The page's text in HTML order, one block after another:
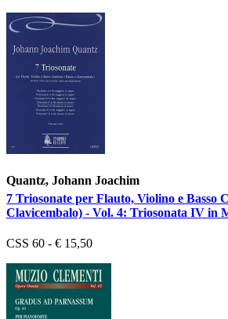
Quantz, Johann Joachim
7 Triosonate per Flauto, Violino e Basso
Clavicembalo) - Vol. 4: Triosonata IV in
CSS 60 - € 15,50